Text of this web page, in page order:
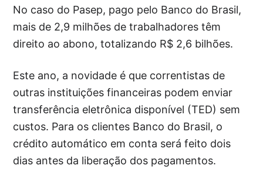
No caso do Pasep, pago pelo Banco do Brasil,
mais de 2,9 milhões de trabalhadores têm
direito ao abono, totalizando R$ 2,6 bilhões.
Este ano, a novidade é que correntistas de
outras instituições financeiras podem enviar
transferência eletrônica disponível (TED) sem
custos. Para os clientes Banco do Brasil, o
crédito automático em conta será feito dois
dias antes da liberação dos pagamentos.